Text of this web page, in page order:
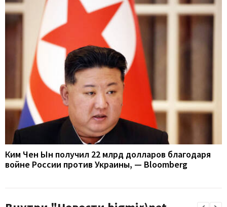
Ким Чен Ын получил 22 млрд долларов благодаря
войне России против Украины, — Bloomberg